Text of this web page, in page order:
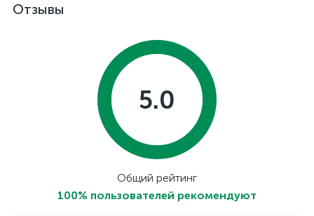
Отзывы
5.0
Общий рейтинг
100% пользователей рекомендуют